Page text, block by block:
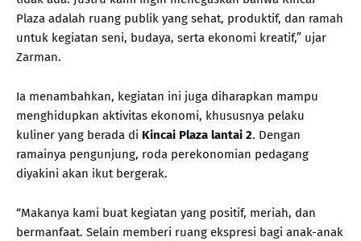
Plaza adalah ruang publik yang sehat, produktif, dan ramah
untuk kegiatan seni, budaya, serta ekonomi kreatif,” ujar
Zarman.
Ia menambahkan, kegiatan ini juga diharapkan mampu
menghidupkan aktivitas ekonomi, khususnya pelaku
kuliner yang berada di Kincai Plaza lantai 2. Dengan
ramainya pengunjung, roda perekonomian pedagang
diyakini akan ikut bergerak.
“Makanya kami buat kegiatan yang positif, meriah, dan
bermanfaat. Selain memberi ruang ekspresi bagi anak-anak